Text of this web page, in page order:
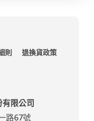
則 退換貨政策
限公司
路67號